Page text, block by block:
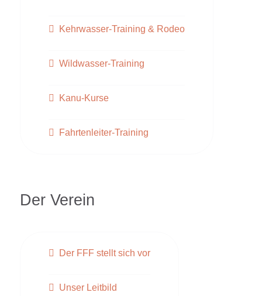
Kehrwasser-Training & Rodeo
Wildwasser-Training
Kanu-Kurse
Fahrtenleiter-Training
Der Verein
Der FFF stellt sich vor
Unser Leitbild